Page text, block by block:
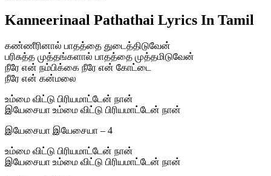
Kanneerinaal Pathathai Lyrics In Tamil
கண்ணீரினால் பாதத்தை துடைத்திடுவேன்
பரிசுத்த முத்தங்களால் பாதத்தை முத்தமிடுவேன்
நீரே என் நம்பிக்கை நீரே என் கோட்டை
நீரே என் கன்மலை
உம்மை விட்டு பிரியமாட்டேன் நான்
இயேசையா உம்மை விட்டு பிரியமாட்டேன் நான்
இயேசையா இயேசையா – 4
உம்மை விட்டு பிரியமாட்டேன் நான்
இயேசையா உம்மை விட்டு பிரியமாட்டேன் நான்